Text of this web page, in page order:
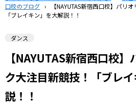
口校のブログ ›
【NAYUTAS新宿西口校】パリ
「ブレイキン」を大解説！！
ダンス
【NAYUTAS新宿西口校
ク大注目新競技！「ブレ
説！！